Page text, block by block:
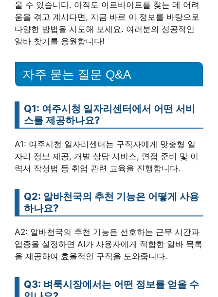
울 수 있습니다. 아직도 아르바이트를 찾는 데 어려
움을 겪고 계시다면, 지금 바로 이 정보를 바탕으로
다양한 방법을 시도해 보세요. 여러분의 성공적인
알바 찾기를 응원합니다!
자주 묻는 질문 Q&A
Q1: 여주시청 일자리센터에서 어떤 서비
스를 제공하나요?
A1: 여주시청 일자리센터는 구직자에게 맞춤형 일
자리 정보 제공, 개별 상담 서비스, 면접 준비 및 이
력서 작성법 등 취업 관련 교육을 진행합니다.
Q2: 알바천국의 추천 기능은 어떻게 사용
하나요?
A2: 알바천국의 추천 기능은 선호하는 근무 시간과
업종을 설정하면 AI가 사용자에게 적합한 알바 목록
을 제공하여 효율적인 구직을 도와줍니다.
Q3: 벼룩시장에서는 어떤 정보를 얻을 수